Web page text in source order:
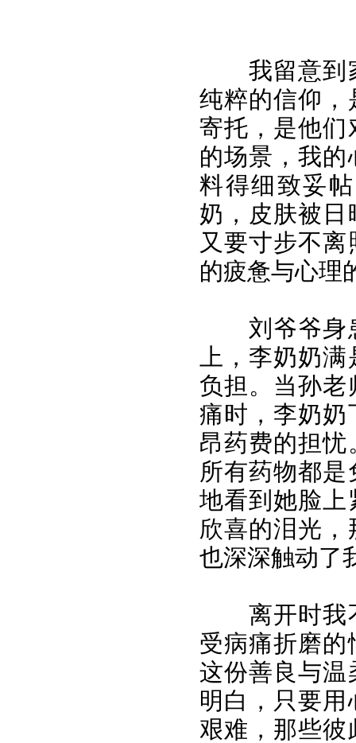
我留意到
纯粹的信仰，
寄托，是他们
的场景，我
料得细致妥
奶，皮肤被
又要寸步不
的疲惫与心理
刘爷爷身
上，李奶奶
负担。当孙老
痛时，李奶奶
昂药费的担
所有药物都
地看到她脸上
欣喜的泪光
也深深触动了
离开时我
受病痛折磨
这份善良与温
明白，只要
艰难，那些